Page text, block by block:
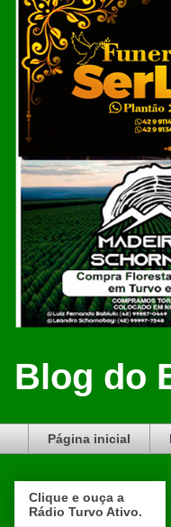
Blog do
Página inicial
Clique e ouça a
Rádio Turvo Ativo.